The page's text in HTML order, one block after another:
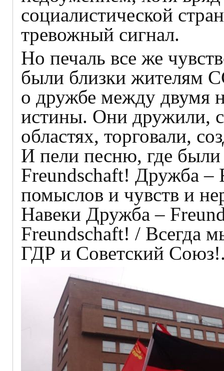
социалистической
тревожный сигнал.
Но печаль все же
были близки жителям
о дружбе между двумя
истины. Они дружили,
областях, торговали,
И пели песню, где
Freundschaft! Дружба –
помыслов и чувств и
Навеки Дружба –
Freundschaft! / Всегда
ГДР и Советский